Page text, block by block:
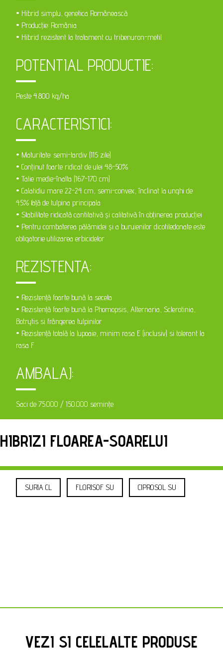
• Hibrid simplu, genetica Românească
• Producție: România
• Hibrid rezistent la tratament cu tribenuron-metil
POTENTIAL PRODUCTIE:
Peste 4.800 kg/ha
CARACTERISTICI:
• Maturitate: semi-tardiv (115 zile)
• Conținut foarte ridicat de ulei 48-50%
• Talie medie-înalta (167-170 cm)
• Calatidiu mare 22-24 cm, semi-convex, înclinat la unghi de
45% față de tulpina principala
• Stabilitate ridicată cantitativă și calitativă în obținerea producției
• Pentru combaterea pălămidei și a buruienilor dicotiledonate este
obligatorie utilizarea erbicidelor
REZISTENTA:
• Rezistență foarte bună la seceta
• Rezistență foarte bună la Phomopsis, Alternaria, Sclerotinia,
Botrytis si frângerea tulpinilor
• Rezistență totală la lupoaie, minim rasa E (inclusiv) si tolerant la
rasa F
AMBALAJ:
Saci de 75.000 / 150.000 semințe
HIBRIZI FLOAREA-SOARELUI
SURIA CL FLORISOF SU CIPROSOL SU
VEZI SI CELELALTE PRODUSE